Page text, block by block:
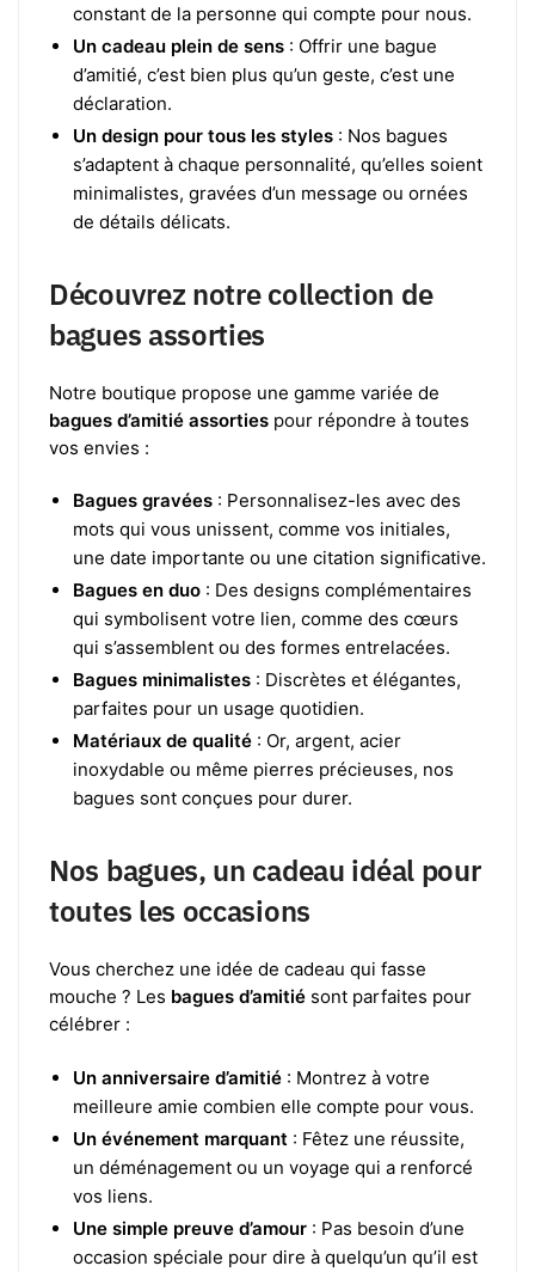
constant de la personne qui compte pour nous.
Un cadeau plein de sens : Offrir une bague
d’amitié, c’est bien plus qu’un geste, c’est une
déclaration.
Un design pour tous les styles : Nos bagues
s’adaptent à chaque personnalité, qu’elles soient
minimalistes, gravées d’un message ou ornées
de détails délicats.
Découvrez notre collection de
bagues assorties
Notre boutique propose une gamme variée de
bagues d’amitié assorties pour répondre à toutes
vos envies :
Bagues gravées : Personnalisez-les avec des
mots qui vous unissent, comme vos initiales,
une date importante ou une citation significative.
Bagues en duo : Des designs complémentaires
qui symbolisent votre lien, comme des cœurs
qui s’assemblent ou des formes entrelacées.
Bagues minimalistes : Discrètes et élégantes,
parfaites pour un usage quotidien.
Matériaux de qualité : Or, argent, acier
inoxydable ou même pierres précieuses, nos
bagues sont conçues pour durer.
Nos bagues, un cadeau idéal pour
toutes les occasions
Vous cherchez une idée de cadeau qui fasse
mouche ? Les bagues d’amitié sont parfaites pour
célébrer :
Un anniversaire d’amitié : Montrez à votre
meilleure amie combien elle compte pour vous.
Un événement marquant : Fêtez une réussite,
un déménagement ou un voyage qui a renforcé
vos liens.
Une simple preuve d’amour : Pas besoin d’une
occasion spéciale pour dire à quelqu’un qu’il est